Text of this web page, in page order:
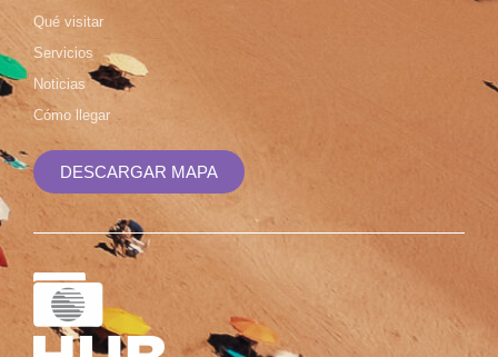
Qué visitar
Servicios
Noticias
Cómo llegar
DESCARGAR MAPA